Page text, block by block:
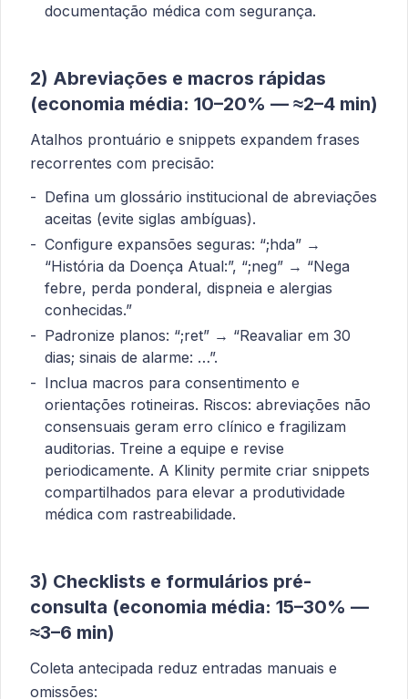
documentação médica com segurança.
2) Abreviações e macros rápidas
(economia média: 10–20% — ≈2–4 min)
Atalhos prontuário e snippets expandem frases
recorrentes com precisão:
Defina um glossário institucional de abreviações
aceitas (evite siglas ambíguas).
Configure expansões seguras: “;hda” →
“História da Doença Atual:”, “;neg” → “Nega
febre, perda ponderal, dispneia e alergias
conhecidas.”
Padronize planos: “;ret” → “Reavaliar em 30
dias; sinais de alarme: …”.
Inclua macros para consentimento e
orientações rotineiras. Riscos: abreviações não
consensuais geram erro clínico e fragilizam
auditorias. Treine a equipe e revise
periodicamente. A Klinity permite criar snippets
compartilhados para elevar a produtividade
médica com rastreabilidade.
3) Checklists e formulários pré-
consulta (economia média: 15–30% —
≈3–6 min)
Coleta antecipada reduz entradas manuais e
omissões: